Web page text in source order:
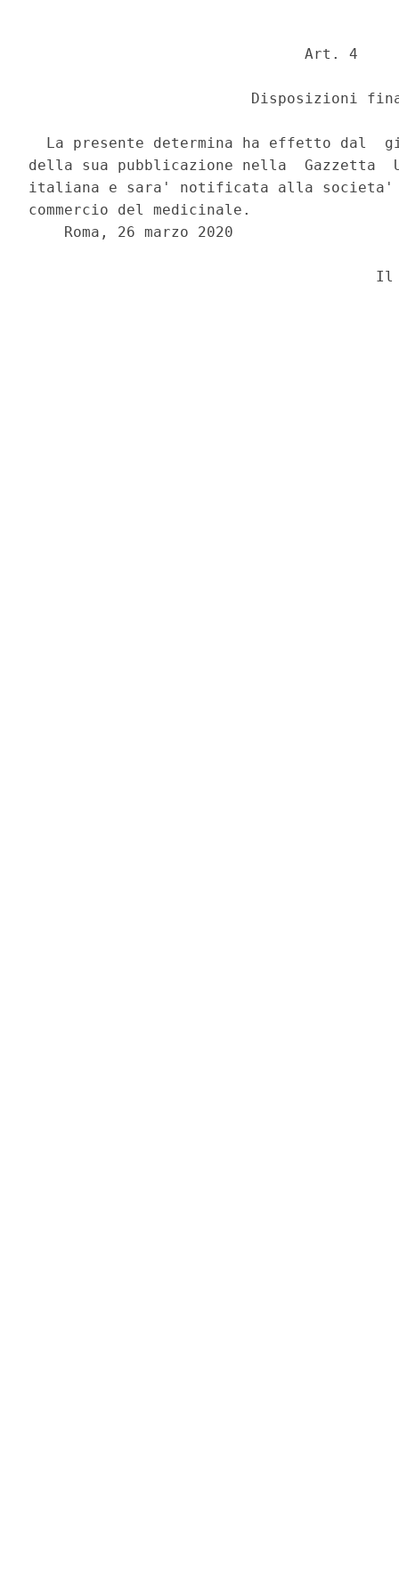
                               Art. 4
Disposizioni
La presente determina ha effetto dal
della sua pubblicazione nella  Gazzetta
italiana e sara' notificata alla societa'
commercio del medicinale.
    Roma, 26 marzo 2020